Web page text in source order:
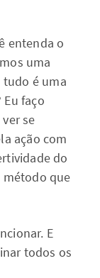
entenda o
uma
é uma
faço
se
ação com
do
método que
E
todos os